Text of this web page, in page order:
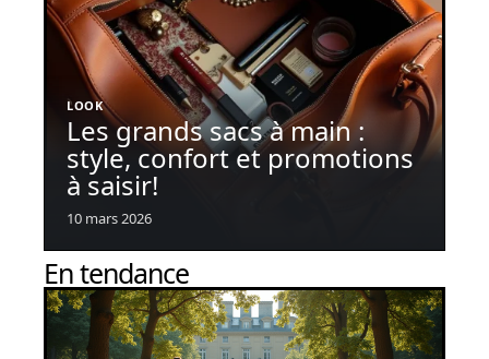
LOOK
Les grands sacs à main :
style, confort et promotions
à saisir!
10 mars 2026
En tendance